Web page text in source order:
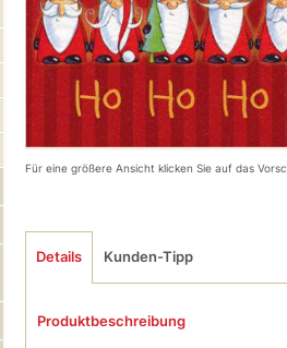
Für eine größere Ansicht klicken Sie auf das
Details Kunden-Tipp
Produktbeschreibung